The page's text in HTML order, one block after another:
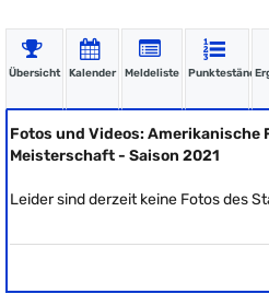
Übersicht Kalender Meldeliste Punktestände
Fotos und Videos: Amerikanische
Meisterschaft - Saison 2021
Leider sind derzeit keine Fotos des